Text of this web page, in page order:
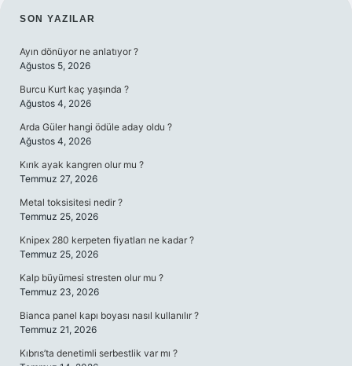
SIDEBAR
SON YAZILAR
Ayın dönüyor ne anlatıyor ?
Ağustos 5, 2026
Burcu Kurt kaç yaşında ?
Ağustos 4, 2026
Arda Güler hangi ödüle aday oldu ?
Ağustos 4, 2026
Kırık ayak kangren olur mu ?
Temmuz 27, 2026
Metal toksisitesi nedir ?
Temmuz 25, 2026
Knipex 280 kerpeten fiyatları ne kadar ?
Temmuz 25, 2026
Kalp büyümesi stresten olur mu ?
Temmuz 23, 2026
Bianca panel kapı boyası nasıl kullanılır ?
Temmuz 21, 2026
Kıbrıs’ta denetimli serbestlik var mı ?